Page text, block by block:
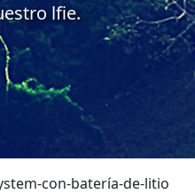
lfie.
con-batería-de-litio